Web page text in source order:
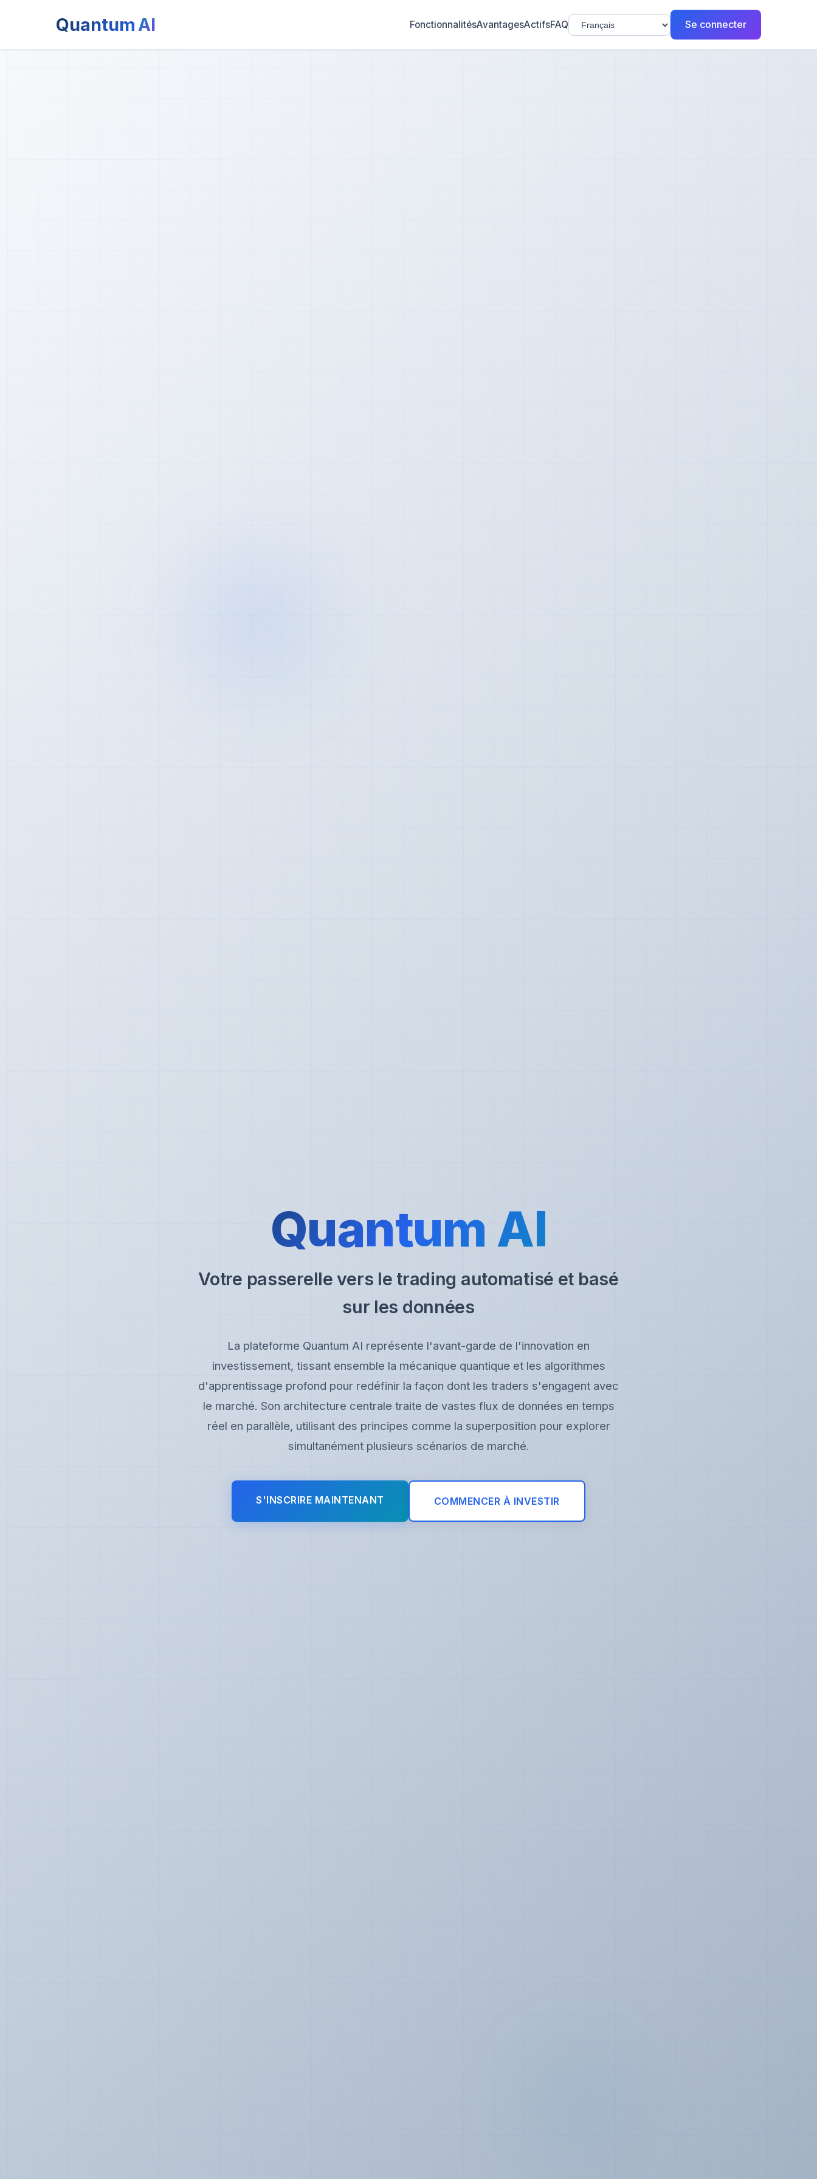
Quantum AI FonctionnalitésAvantagesActifsFAQ Se connecter
Quantum AI
Votre passerelle vers le trading automatisé et basé
sur les données
La plateforme Quantum AI représente l'avant-garde de l'innovation en
investissement, tissant ensemble la mécanique quantique et les algorithmes
d'apprentissage profond pour redéfinir la façon dont les traders s'engagent avec
le marché. Son architecture centrale traite de vastes flux de données en temps
réel en parallèle, utilisant des principes comme la superposition pour explorer
simultanément plusieurs scénarios de marché.
S'INSCRIRE MAINTENANT COMMENCER À INVESTIR